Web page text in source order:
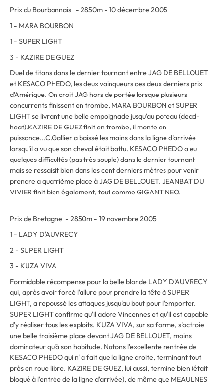
Prix du Bourbonnais - 2850m - 10 décembre 2005
1 - MARA BOURBON
1 - SUPER LIGHT
3 - KAZIRE DE GUEZ
Duel de titans dans le dernier tournant entre JAG DE BELLOUET
et KESACO PHEDO, les deux vainqueurs des deux derniers prix
d'Amérique. On croit JAG hors de portée lorsque plusieurs
concurrents finissent en trombe, MARA BOURBON et SUPER
LIGHT se livrant une belle empoignade jusqu'au poteau (dead-
heat).KAZIRE DE GUEZ finit en trombe, il monte en
puissance...C.Gallier a baissé les mains dans la ligne d'arrivée
lorsqu'il a vu que son cheval était battu. KESACO PHEDO a eu
quelques difficultés (pas très souple) dans le dernier tournant
mais se ressaisit bien dans les cent derniers mètres pour venir
prendre a quatrième place à JAG DE BELLOUET. JEANBAT DU
VIVIER finit bien également, tout comme GIGANT NEO.
Prix de Bretagne - 2850m - 19 novembre 2005
1 - LADY D'AUVRECY
2 - SUPER LIGHT
3 - KUZA VIVA
Formidable récompense pour la belle blonde LADY D'AUVRECY
qui, après avoir forcé l'allure pour prendre la tête à SUPER
LIGHT, a repoussé les attaques jusqu'au bout pour l'emporter.
SUPER LIGHT confirme qu'il adore Vincennes et qu'il est capable
d'y réaliser tous les exploits. KUZA VIVA, sur sa forme, s'octroie
une belle troisième place devant JAG DE BELLOUET, moins
dominateur qu'à son habitude. Notons l'excellente rentrée de
KESACO PHEDO qui n' a fait que la ligne droite, terminant tout
près en roue libre. KAZIRE DE GUEZ, lui aussi, termine bien (était
bloqué à l'entrée de la ligne d'arrivée), de même que MEAULNES